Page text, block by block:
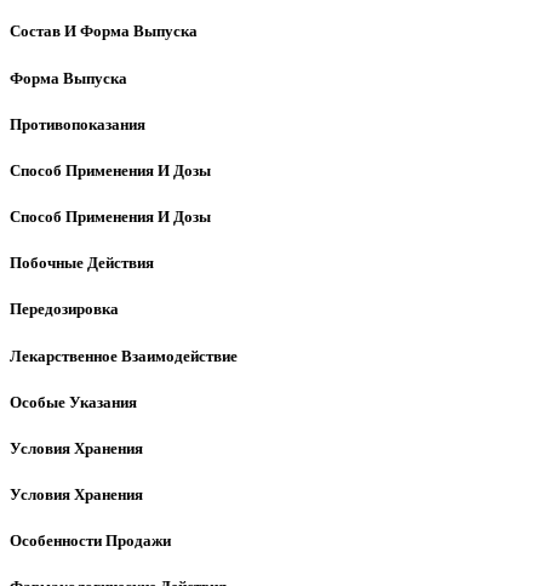
Состав И Форма Выпуска
Форма Выпуска
Противопоказания
Способ Применения И Дозы
Способ Применения И Дозы
Побочные Действия
Передозировка
Лекарственное Взаимодействие
Особые Указания
Условия Хранения
Условия Хранения
Особенности Продажи